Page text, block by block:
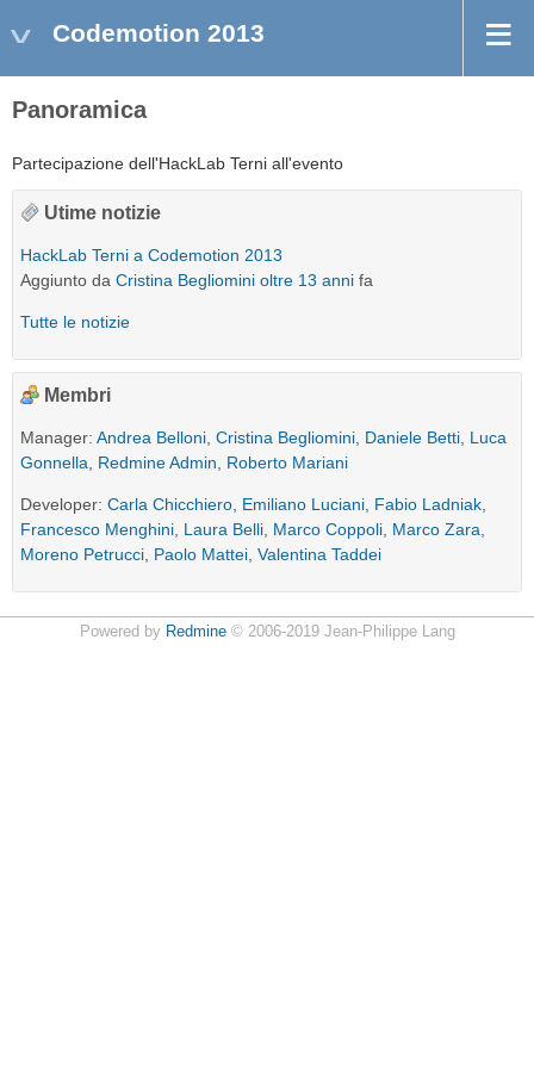
Codemotion 2013
Panoramica
Partecipazione dell'HackLab Terni all'evento
Utime notizie
HackLab Terni a Codemotion 2013
Aggiunto da Cristina Begliomini oltre 13 anni fa
Tutte le notizie
Membri
Manager: Andrea Belloni, Cristina Begliomini, Daniele Betti, Luca
Gonnella, Redmine Admin, Roberto Mariani
Developer: Carla Chicchiero, Emiliano Luciani, Fabio Ladniak,
Francesco Menghini, Laura Belli, Marco Coppoli, Marco Zara,
Moreno Petrucci, Paolo Mattei, Valentina Taddei
Powered by Redmine© 2006-2019 Jean-Philippe Lang